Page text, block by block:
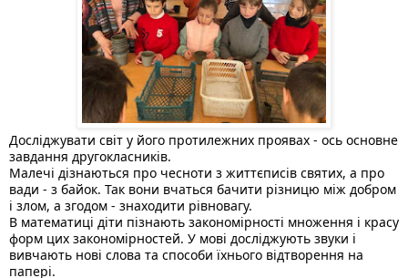
Досліджувати світ у його протилежних проявах - ось основне
завдання другокласників.
Малечі дізнаються про чесноти з життєписів святих, а про
вади - з байок. Так вони вчаться бачити різницю між добром
і злом, а згодом - знаходити рівновагу.
В математиці діти пізнають закономірності множення і красу
форм цих закономірностей. У мові досліджують звуки і
вивчають нові слова та способи їхнього відтворення на
папері.